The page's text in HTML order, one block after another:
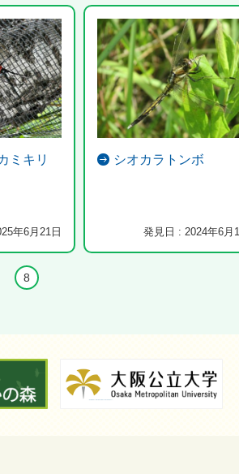
ミキリ
年6月21日
シオカラトンボ
発見日 : 2024年6月
8